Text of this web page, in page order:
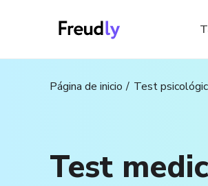
Página de inicio Test
Test